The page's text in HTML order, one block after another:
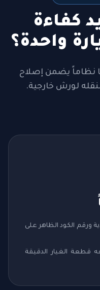
كفاءة
واحدة؟
نظاماً يضمن إصلاح
لورش خارجية.
ورقم الكود الظاهر على
الغيار الدقيقة